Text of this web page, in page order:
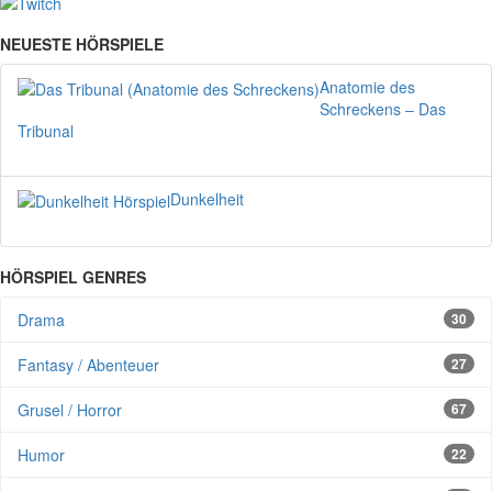
NEUESTE HÖRSPIELE
Anatomie des
Schreckens – Das
Tribunal
Dunkelheit
HÖRSPIEL GENRES
30
Drama
27
Fantasy / Abenteuer
67
Grusel / Horror
22
Humor